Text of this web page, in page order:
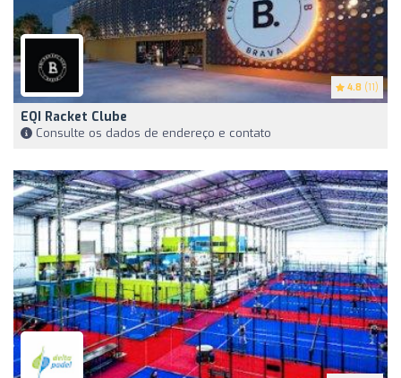
4.8 (11)
EQI Racket Clube
Consulte os dados de endereço e contato